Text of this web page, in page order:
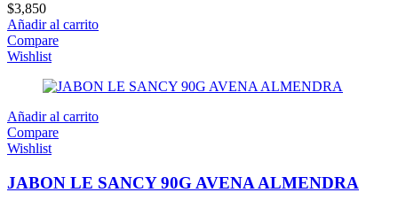
$3,850
Añadir al carrito
Compare
Wishlist
Añadir al carrito
Compare
Wishlist
JABON LE SANCY 90G AVENA ALMENDRA